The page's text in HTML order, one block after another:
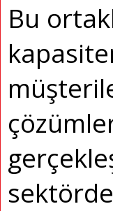
Bu